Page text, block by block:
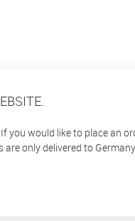
you would like to place an
are only delivered to